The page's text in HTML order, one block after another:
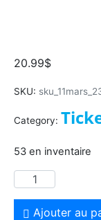
20.99$
SKU:
Category:
53 en inventaire
Ajouter au